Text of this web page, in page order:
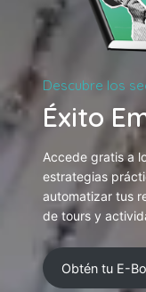
Descubre los
Éxito
Accede gratis a
estrategias
automatizar tus
de tours y
Obtén tu E-